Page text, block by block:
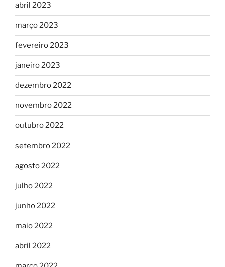
abril 2023
março 2023
fevereiro 2023
janeiro 2023
dezembro 2022
novembro 2022
outubro 2022
setembro 2022
agosto 2022
julho 2022
junho 2022
maio 2022
abril 2022